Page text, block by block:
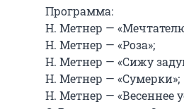
Программа:
Н. Метнер —
Н. Метнер — «Роза»;
Н. Метнер — «Сижу
Н. Метнер — «Сумерки»;
Н. Метнер — «Весеннее